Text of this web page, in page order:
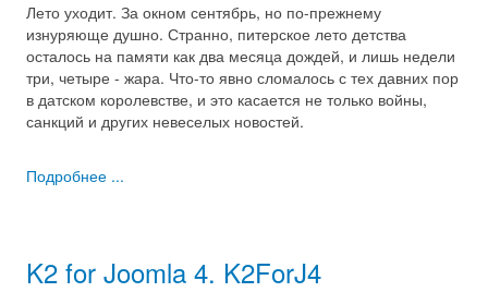
Лето уходит. За окном сентябрь, но по-прежнему
изнуряюще душно. Странно, питерское лето детства
осталось на памяти как два месяца дождей, и лишь недели
три, четыре - жара. Что-то явно сломалось с тех давних пор
в датском королевстве, и это касается не только войны,
санкций и других невеселых новостей.
Подробнее ...
K2 for Joomla 4. K2ForJ4